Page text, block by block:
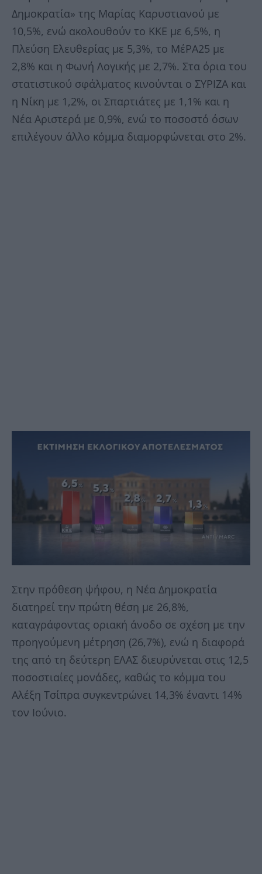
Δημοκρατία» της Μαρίας Καρυστιανού με
10,5%, ενώ ακολουθούν το ΚΚΕ με 6,5%, η
Πλεύση Ελευθερίας με 5,3%, το ΜέΡΑ25 με
2,8% και η Φωνή Λογικής με 2,7%. Στα όρια του
στατιστικού σφάλματος κινούνται ο ΣΥΡΙΖΑ και
η Νίκη με 1,2%, οι Σπαρτιάτες με 1,1% και η
Νέα Αριστερά με 0,9%, ενώ το ποσοστό όσων
επιλέγουν άλλο κόμμα διαμορφώνεται στο 2%.
Στην πρόθεση ψήφου, η Νέα Δημοκρατία
διατηρεί την πρώτη θέση με 26,8%,
καταγράφοντας οριακή άνοδο σε σχέση με την
προηγούμενη μέτρηση (26,7%), ενώ η διαφορά
της από τη δεύτερη ΕΛΑΣ διευρύνεται στις 12,5
ποσοστιαίες μονάδες, καθώς το κόμμα του
Αλέξη Τσίπρα συγκεντρώνει 14,3% έναντι 14%
τον Ιούνιο.